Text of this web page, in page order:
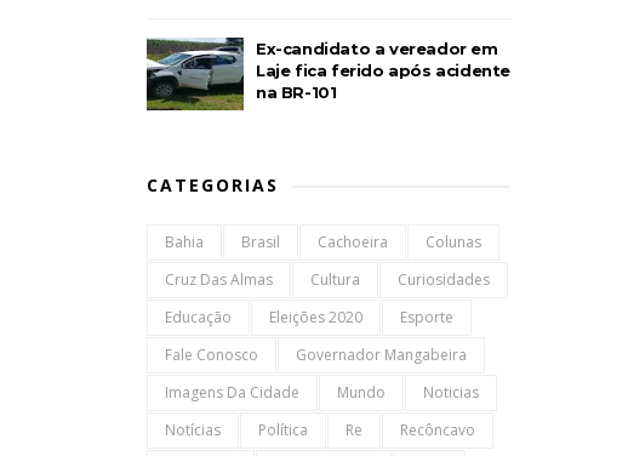
Ex-candidato a vereador em
Laje fica ferido após acidente
na BR-101
CATEGORIAS
Bahia Brasil Cachoeira
Colunas
Cruz Das Almas
Cultura
Curiosidades
Educação
Eleições 2020
Esporte
Fale Conosco
Governador Mangabeira
Imagens Da Cidade
Mundo
Noticias
Notícias
Política Re
Recôncavo